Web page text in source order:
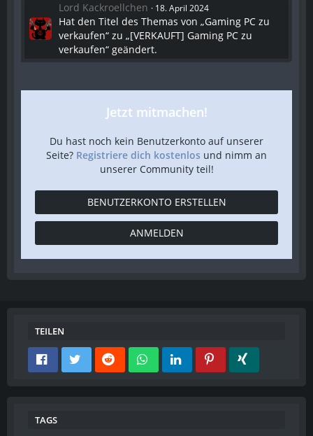
Lord Kackroellchen 18. April 2024
Hat den Titel des Themas von „Gaming PC zu
verkaufen“ zu „[VERKAUFT] Gaming PC zu
verkaufen“ geändert.
Jetzt mitmachen!
Du hast noch kein Benutzerkonto auf unserer
Seite? Registriere dich kostenlos und nimm an
unserer Community teil!
BENUTZERKONTO ERSTELLEN
ANMELDEN
TEILEN
TAGS